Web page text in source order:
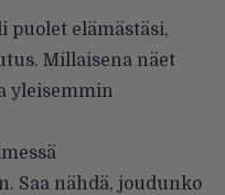
puolet elämästäsi,
Millaisena näet
yleisemmin
Saa nähdä, joudunko